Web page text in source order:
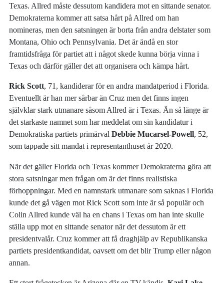
Texas. Allred måste dessutom kandidera mot en sittande senator.
Demokraterna kommer att satsa hårt på Allred om han
nomineras, men den satsningen är borta från andra delstater som
Montana, Ohio och Pennsylvania. Det är ändå en stor
framtidsfråga för partiet att i något skede kunna börja vinna i
Texas och därför gäller det att organisera och kämpa hårt.
Rick Scott, 71, kandiderar för en andra mandatperiod i Florida.
Eventuellt är han mer sårbar än Cruz men det finns ingen
självklar stark utmanare såsom Allred är i Texas. Än så länge är
det starkaste namnet som har meddelat om sin kandidatur i
Demokratiska partiets primärvalDebbie Mucarsel-Powell, 52,
som tappade sitt mandat i representanthuset år 2020.
När det gäller Florida och Texas kommer Demokraterna göra att
stora satsningar men frågan om är det finns realistiska
förhoppningar. Med en namnstark utmanare som saknas i Florida
kunde det gå vägen mot Rick Scott som inte är så populär och
Colin Allred kunde väl ha en chans i Texas om han inte skulle
ställa upp mot en sittande senator när det dessutom är ett
presidentvalår. Cruz kommer att få draghjälp av Republikanska
partiets presidentkandidat, oavsett om det blir Trump eller någon
annan.